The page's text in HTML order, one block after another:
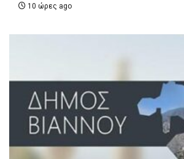
10 ώρες ago